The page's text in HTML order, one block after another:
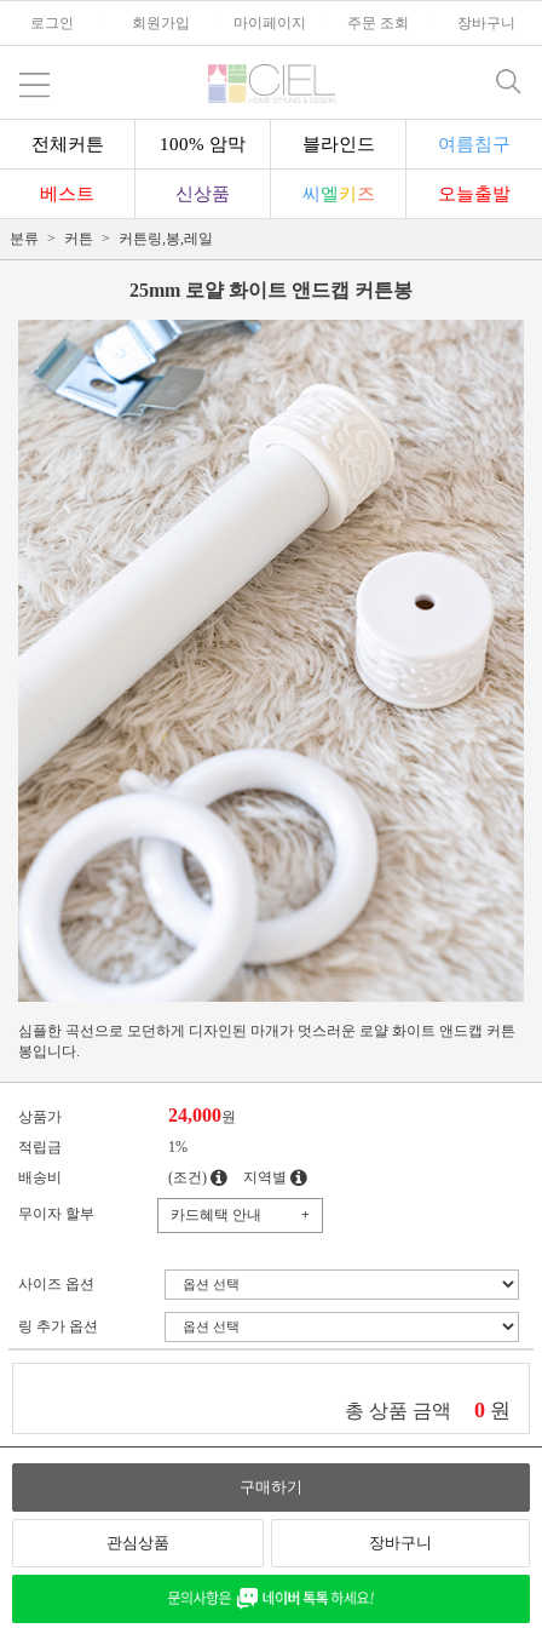
로그인 회원가입 마이페이지 주문 조회 장바구니
전체커튼 100% 암막 블라인드 여름침구
베스트 신상품 씨 엘키 즈 오늘출발
분류 커튼 커튼링,봉,레일
25mm 로얄 화이트 앤드캡 커튼봉
심플한 곡선으로 모던하게 디자인된 마개가 멋스러운 로얄 화이트 앤드캡 커튼
봉입니다.
상품가 24,000원
적립금
1%
배송비
(조건) 지역별
무이자 할부 카드혜택 안내 +
사이즈 옵션
링 추가 옵션
총 상품 금액 0 원
구매하기
관심상품 장바구니